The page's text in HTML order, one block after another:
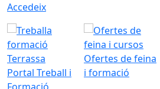
Accedeix
Portal Treball i
Ofertes de feina
i formació